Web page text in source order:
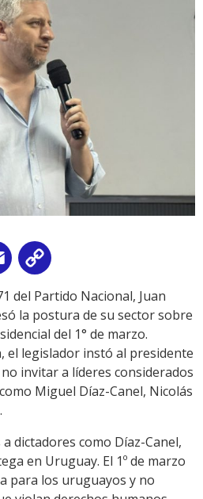
Email
Link
del Partido Nacional, Juan
la postura de su sector sobre
del 1° de marzo.
el legislador instó al presidente
invitar a líderes considerados
Miguel Díaz-Canel, Nicolás
dictadores como Díaz-Canel,
en Uruguay. El 1º de marzo
para los uruguayos y no